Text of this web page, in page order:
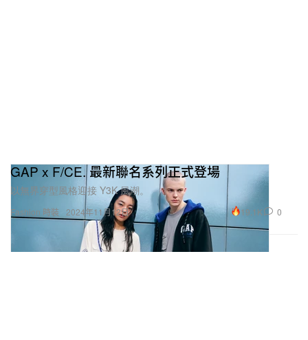
Fashion 時裝
GAP x F/CE. 最新聯名系列正式登場
以無界穿型風格迎接 Y3K 風潮。
2024年11月12日 19.1K 0